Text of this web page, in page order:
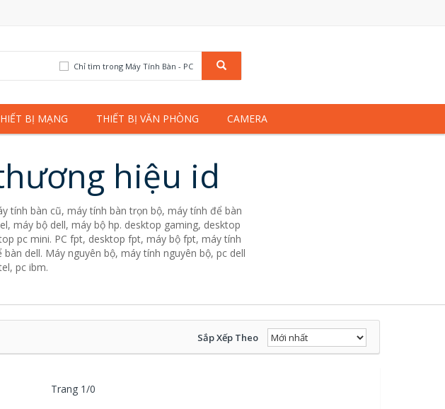
Chỉ tìm trong Máy Tính Bàn - PC
BỊ MẠNG THIẾT BỊ VĂN PHÒNG CAMERA
hiệu id
tính bàn cũ, máy tính bàn trọn bộ, máy tính để bàn
máy bộ dell, máy bộ hp. desktop gaming, desktop
pc mini. PC fpt, desktop fpt, máy bộ fpt, máy tính
dell. Máy nguyên bộ, máy tính nguyên bộ, pc dell
pc ibm.
Sắp Xếp Theo
Trang 1/0